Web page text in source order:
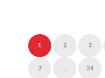
1 2 3
7 ... 24